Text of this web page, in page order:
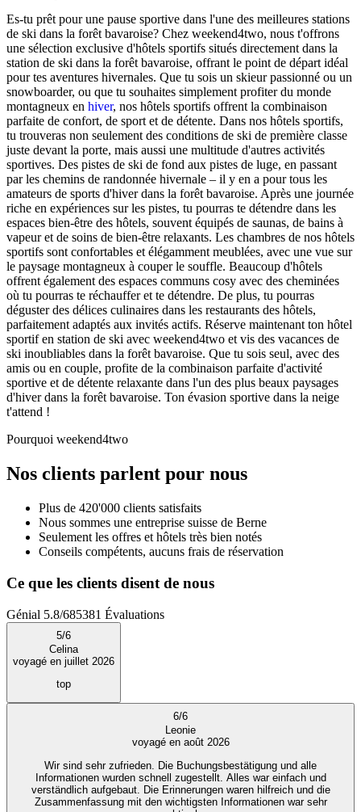
Es-tu prêt pour une pause sportive dans l'une des meilleures stations
de ski dans la forêt bavaroise? Chez weekend4two, nous t'offrons
une sélection exclusive d'hôtels sportifs situés directement dans la
station de ski dans la forêt bavaroise, offrant le point de départ idéal
pour tes aventures hivernales. Que tu sois un skieur passionné ou un
snowboarder, ou que tu souhaites simplement profiter du monde
montagneux en hiver, nos hôtels sportifs offrent la combinaison
parfaite de confort, de sport et de détente. Dans nos hôtels sportifs,
tu trouveras non seulement des conditions de ski de première classe
juste devant la porte, mais aussi une multitude d'autres activités
sportives. Des pistes de ski de fond aux pistes de luge, en passant
par les chemins de randonnée hivernale – il y en a pour tous les
amateurs de sports d'hiver dans la forêt bavaroise. Après une journée
riche en expériences sur les pistes, tu pourras te détendre dans les
espaces bien-être des hôtels, souvent équipés de saunas, de bains à
vapeur et de soins de bien-être relaxants. Les chambres de nos hôtels
sportifs sont confortables et élégamment meublées, avec une vue sur
le paysage montagneux à couper le souffle. Beaucoup d'hôtels
offrent également des espaces communs cosy avec des cheminées
où tu pourras te réchauffer et te détendre. De plus, tu pourras
déguster des délices culinaires dans les restaurants des hôtels,
parfaitement adaptés aux invités actifs. Réserve maintenant ton hôtel
sportif en station de ski avec weekend4two et vis des vacances de
ski inoubliables dans la forêt bavaroise. Que tu sois seul, avec des
amis ou en couple, profite de la combinaison parfaite d'activité
sportive et de détente relaxante dans l'un des plus beaux paysages
d'hiver dans la forêt bavaroise. Ton évasion sportive dans la neige
t'attend !
Pourquoi weekend4two
Nos clients parlent pour nous
Plus de 420'000 clients satisfaits
Nous sommes une entreprise suisse de Berne
Seulement les offres et hôtels très bien notés
Conseils compétents, aucuns frais de réservation
Ce que les clients disent de nous
Génial 5.8/685381 Évaluations
5/6
Celina
voyagé en juillet 2026
top
6/6
Leonie
voyagé en août 2026
Wir sind sehr zufrieden. Die Buchungsbestätigung und alle
Informationen wurden schnell zugestellt. Alles war einfach und
verständlich aufgebaut. Die Erinnerungen waren hilfreich und die
Zusammenfassung mit den wichtigsten Informationen war sehr